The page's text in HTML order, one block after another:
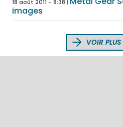
18 août 2011 - 8:38
images
VOIR